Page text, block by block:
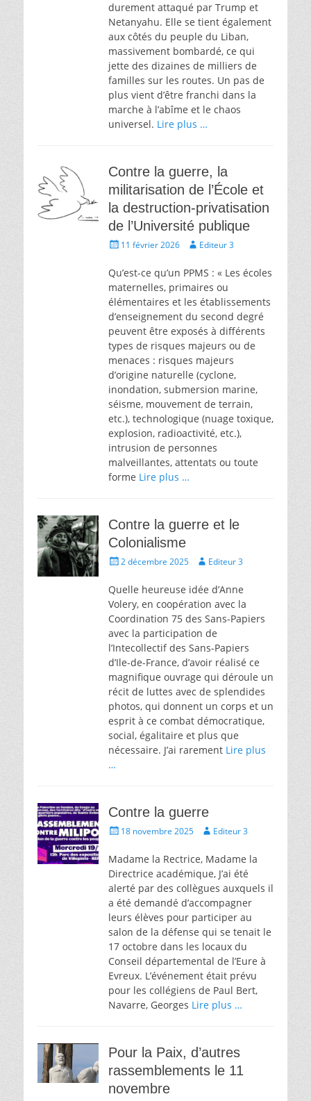
durement attaqué par Trump et
Netanyahu. Elle se tient également
aux côtés du peuple du Liban,
massivement bombardé, ce qui
jette des dizaines de milliers de
familles sur les routes. Un pas de
plus vient d’être franchi dans la
marche à l’abîme et le chaos
universel. Lire plus …
Contre la guerre, la
militarisation de l’École et
la destruction-privatisation
de l’Université publique
Écrit11 février 2026 AuteurEditeur 3
Qu’est-ce qu’un PPMS : « Les écoles
maternelles, primaires ou
élémentaires et les établissements
d’enseignement du second degré
peuvent être exposés à différents
types de risques majeurs ou de
menaces : risques majeurs
d’origine naturelle (cyclone,
inondation, submersion marine,
séisme, mouvement de terrain,
etc.), technologique (nuage toxique,
explosion, radioactivité, etc.),
intrusion de personnes
malveillantes, attentats ou toute
forme Lire plus …
Contre la guerre et le
Colonialisme
Écrit2 décembre 2025 AuteurEditeur 3
Quelle heureuse idée d’Anne
Volery, en coopération avec la
Coordination 75 des Sans-Papiers
avec la participation de
l’Intecollectif des Sans-Papiers
d’Ile-de-France, d’avoir réalisé ce
magnifique ouvrage qui déroule un
récit de luttes avec de splendides
photos, qui donnent un corps et un
esprit à ce combat démocratique,
social, égalitaire et plus que
nécessaire. J’ai rarement Lire plus
…
Contre la guerre
Écrit18 novembre 2025 AuteurEditeur 3
Madame la Rectrice, Madame la
Directrice académique, J’ai été
alerté par des collègues auxquels il
a été demandé d’accompagner
leurs élèves pour participer au
salon de la défense qui se tenait le
17 octobre dans les locaux du
Conseil départemental de l’Eure à
Evreux. L’événement était prévu
pour les collégiens de Paul Bert,
Navarre, Georges Lire plus …
Pour la Paix, d’autres
rassemblements le 11
novembre